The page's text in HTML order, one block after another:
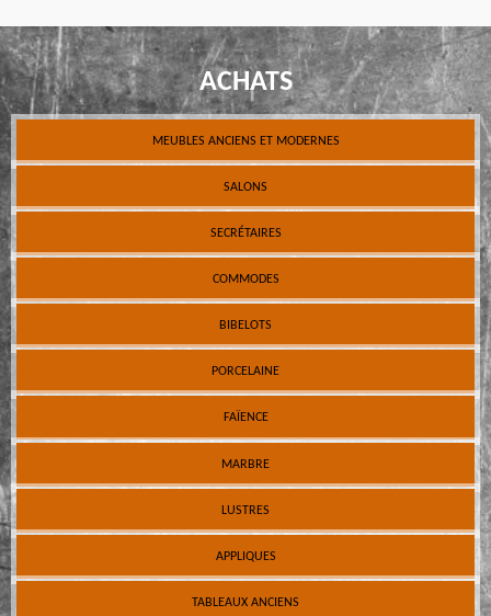
ACHATS
MEUBLES ANCIENS ET MODERNES
SALONS
SECRÉTAIRES
COMMODES
BIBELOTS
PORCELAINE
FAÏENCE
MARBRE
LUSTRES
APPLIQUES
TABLEAUX ANCIENS